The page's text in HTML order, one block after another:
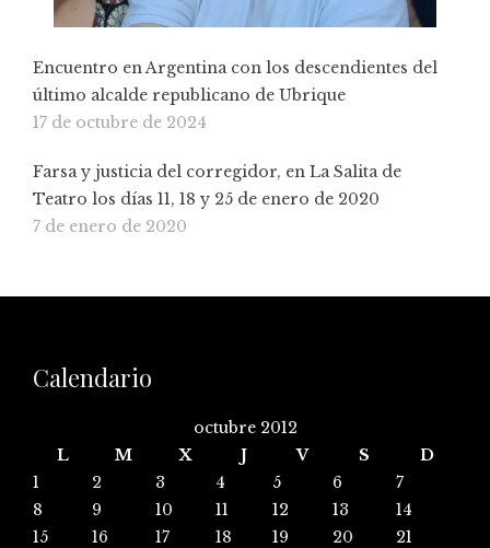
Encuentro en Argentina con los descendientes del
último alcalde republicano de Ubrique
17 de octubre de 2024
Farsa y justicia del corregidor, en La Salita de
Teatro los días 11, 18 y 25 de enero de 2020
7 de enero de 2020
Calendario
octubre 2012
L
M X J V S
D
1
2 3 4 5 6
7
8
9 10 11 12 13
14
15
16 17 18 19 20
21